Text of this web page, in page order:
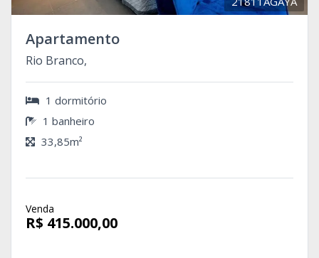
Apartamento
Rio Branco,
1 dormitório
1 banheiro
33,85m²
Venda
R$ 415.000,00